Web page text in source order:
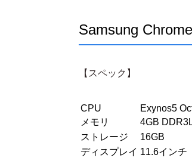
Samsung
【スペック】
CPU
Exynos5
メモリ
4GB
ストレージ
16GB
ディスプレイ 11.6インチ